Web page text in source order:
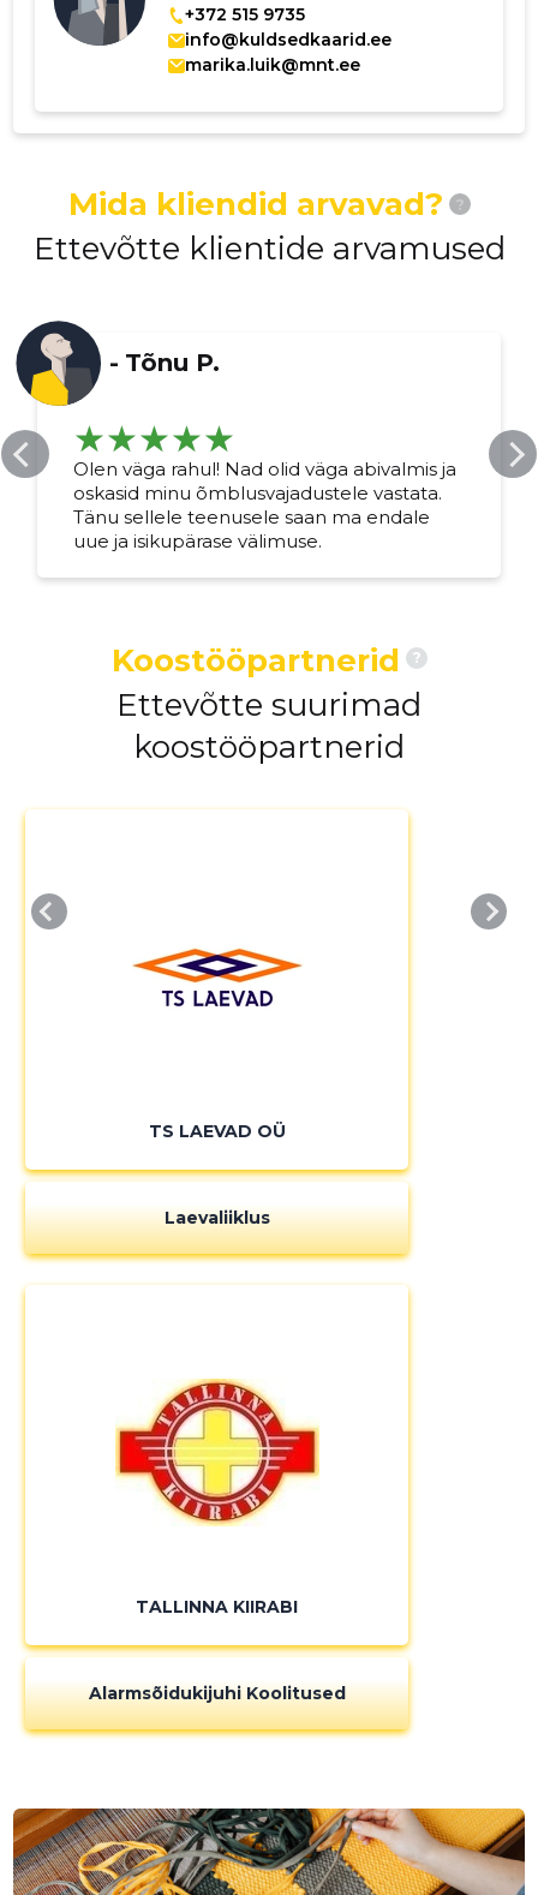
+372 515 9735
info@kuldsedkaarid.ee
marika.luik@mnt.ee
Mida kliendid arvavad? ?
Ettevõtte klientide arvamused
- Tõnu P.
Olen väga rahul! Nad olid väga abivalmis ja
oskasid minu õmblusvajadustele vastata.
Tänu sellele teenusele saan ma endale
uue ja isikupärase välimuse.
Koostööpartnerid ?
Ettevõtte suurimad
koostööpartnerid
TS LAEVAD OÜ
Laevaliiklus
TALLINNA KIIRABI
Alarmsõidukijuhi Koolitused